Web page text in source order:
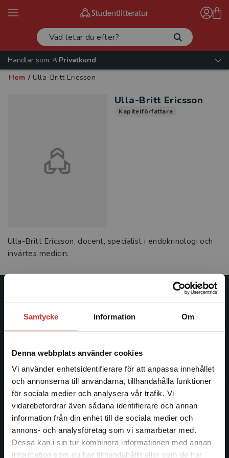
Samtycke Information Om
Denna webbplats använder cookies
Vi använder enhetsidentifierare för att anpassa innehållet
och annonserna till användarna, tillhandahålla funktioner
för sociala medier och analysera vår trafik. Vi
vidarebefordrar även sådana identifierare och annan
information från din enhet till de sociala medier och
annons- och analysföretag som vi samarbetar med.
Dessa kan i sin tur kombinera informationen med annan
information som du har tillhandahållit eller som de har
Begränsad fraktregion
Handlar som:
Privatkund
Hem / Ulla-Britt Ericsson
Ulla-Britt Ericsson
Kapitelförfattare
Ulla-Britt Ericsson, docent, specialist i endokrinologi och
invärtes medicin.
Studentlitteratur
Studentlitteratur grundades 1963 och är idag Sveriges
facklitteratur, utbildningar och digitala
längs hela kunskapsresan.
Kontakta oss
Kontakta oss
046-31 20 00